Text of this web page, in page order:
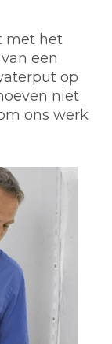
met het
een
op
niet
ons werk